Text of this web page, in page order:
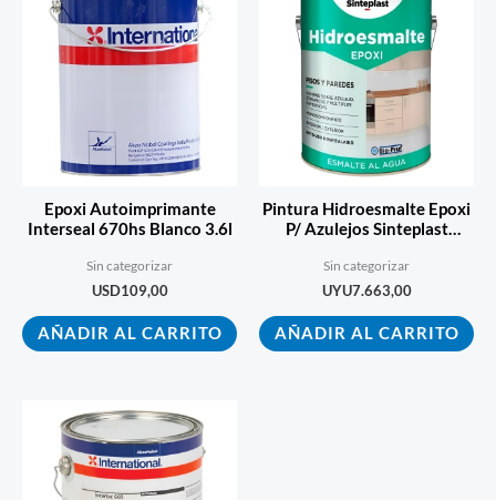
Epoxi Autoimprimante
Interseal 670hs Blanco 3.6l
Sin categorizar
USD109,00
AÑADIR AL CARRITO
Pintura Hidroesmalte Epoxi
P/ Azulejos Sinteplast
Sin categorizar
UYU7.663,00
AÑADIR AL CARRITO